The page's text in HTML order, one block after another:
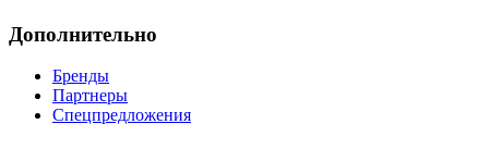
Дополнительно
Бренды
Партнеры
Спецпредложения